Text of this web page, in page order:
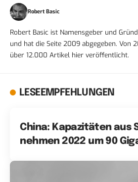
Robert Basic
Robert Basic ist Namensgeber und
und hat die Seite 2009 abgegeben. Von
über 12.000 Artikel hier veröffentlicht.
LESEEMPFEHLUNGEN
China: Kapazitäten aus
nehmen 2022 um 90